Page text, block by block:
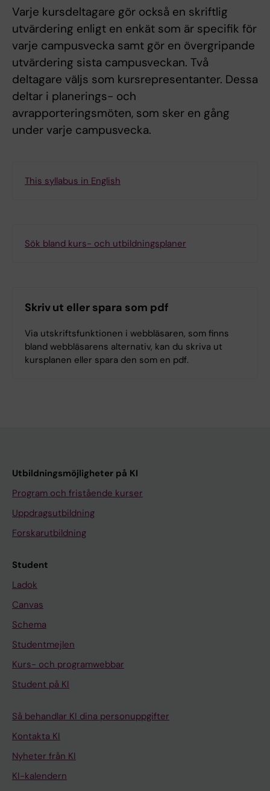
Varje kursdeltagare gör också en skriftlig
utvärdering enligt en enkät som är specifik för
varje campusvecka samt gör en övergripande
utvärdering sista campusveckan. Två
deltagare väljs som kursrepresentanter. Dessa
deltar i planerings- och
avrapporteringsmöten, som sker en gång
under varje campusvecka.
This syllabus in English
Sök bland kurs- och utbildningsplaner
Skriv ut eller spara som pdf
Via utskriftsfunktionen i webbläsaren, som finns
bland webbläsarens alternativ, kan du skriva ut
kursplanen eller spara den som en pdf.
Utbildningsmöjligheter på KI
Program och fristående kurser
Uppdragsutbildning
Forskarutbildning
Student
Ladok
Canvas
Schema
Studentmejlen
Kurs- och programwebbar
Student på KI
Så behandlar KI dina personuppgifter
Kontakta KI
Nyheter från KI
KI-kalendern